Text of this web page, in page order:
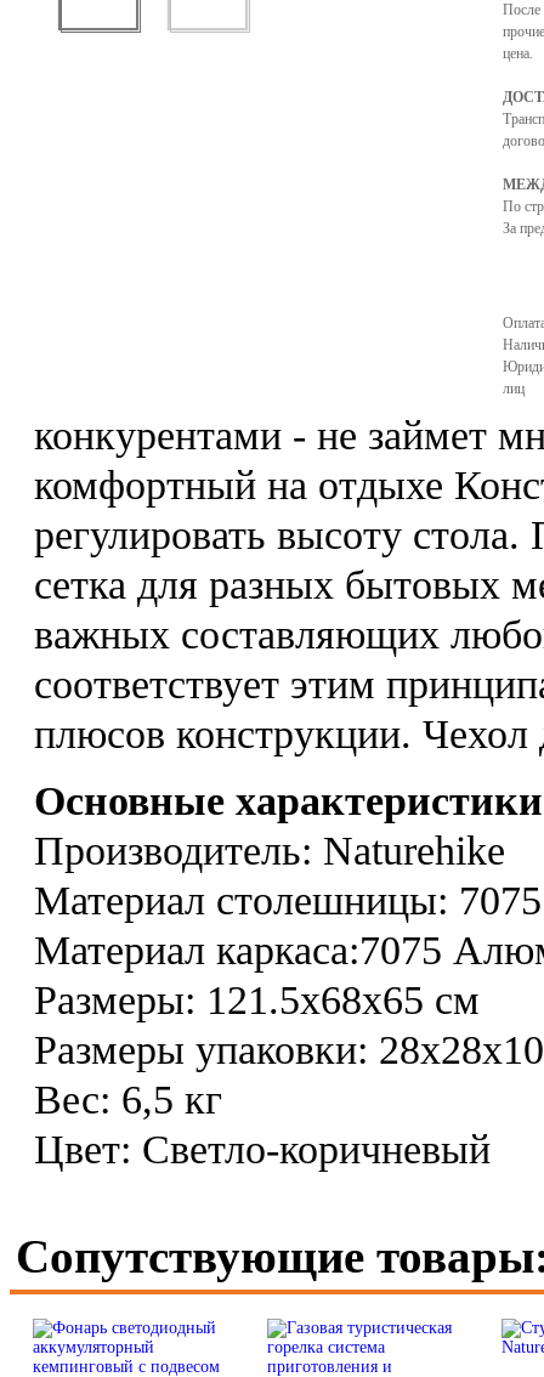
После
цена.
По
За
лиц
конкурентами - не займет
комфортный на отдыхе
регулировать высоту
сетка для разных бытовых
важных составляющих
соответствует этим
плюсов конструкции. Чехол
Основные
Производитель: Naturehike
Материал столешницы:
Материал каркаса:7075
Размеры: 121.5х68х65 см
Размеры упаковки:
Вес: 6,5 кг
Цвет: Светло-коричневый
Сопутствующие